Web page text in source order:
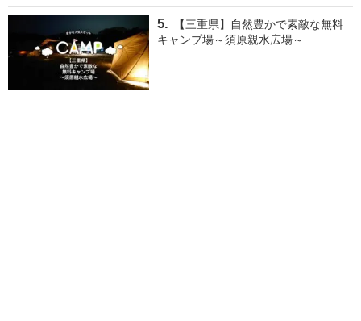
【三重県】自然豊かで素敵な無料
キャンプ場～須原親水広場～